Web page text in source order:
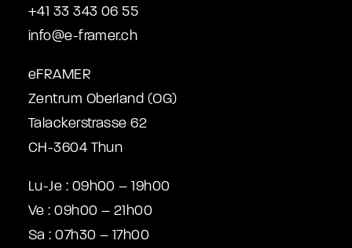
+41 33 343 06 55
info@e-framer.ch
eFRAMER
Zentrum Oberland (OG)
Talackerstrasse 62
CH-3604 Thun
Lu-Je : 09h00 – 19h00
Ve : 09h00 – 21h00
Sa : 07h30 – 17h00